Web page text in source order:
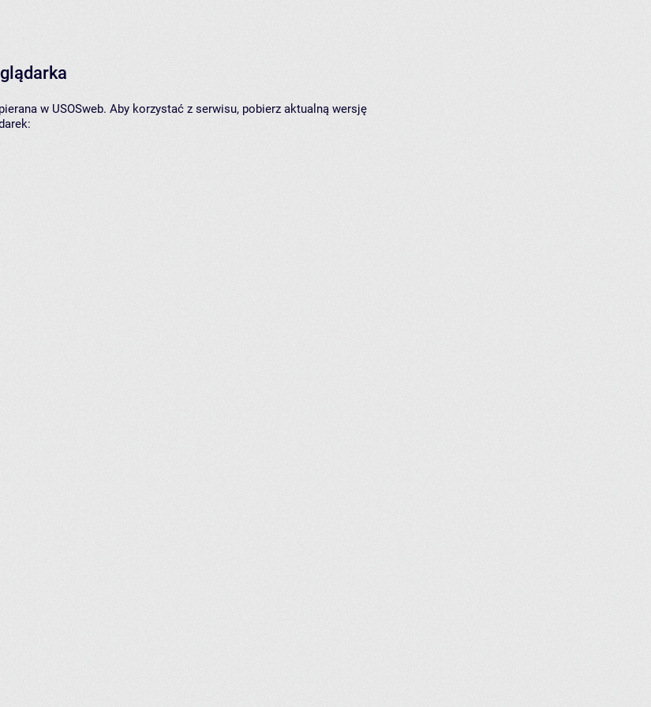
w USOSweb. Aby korzystać z serwisu, pobierz aktualną wersję